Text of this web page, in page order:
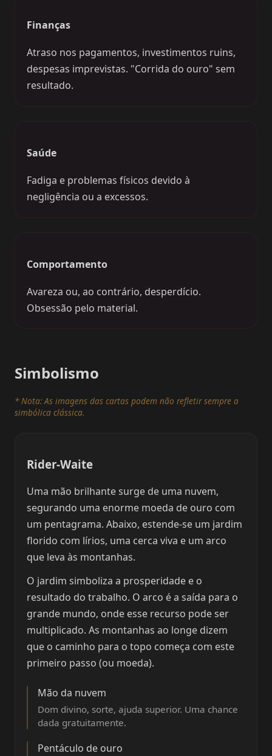
Finanças
Atraso nos pagamentos, investimentos ruins,
despesas imprevistas. "Corrida do ouro" sem
resultado.
Saúde
Fadiga e problemas físicos devido à
negligência ou a excessos.
Comportamento
Avareza ou, ao contrário, desperdício.
Obsessão pelo material.
Simbolismo
* Nota: As imagens das cartas podem não refletir sempre a
simbólica clássica.
Rider-Waite
Uma mão brilhante surge de uma nuvem,
segurando uma enorme moeda de ouro com
um pentagrama. Abaixo, estende-se um jardim
florido com lírios, uma cerca viva e um arco
que leva às montanhas.
O jardim simboliza a prosperidade e o
resultado do trabalho. O arco é a saída para o
grande mundo, onde esse recurso pode ser
multiplicado. As montanhas ao longe dizem
que o caminho para o topo começa com este
primeiro passo (ou moeda).
Mão da nuvem
Dom divino, sorte, ajuda superior. Uma chance
dada gratuitamente.
Pentáculo de ouro